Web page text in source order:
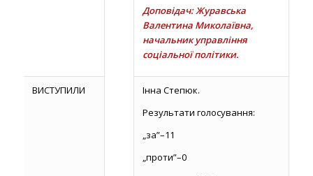
Доповідач: Журавська
Валентина Миколаївна,
начальник управління
соціальної політики.
ВИСТУПИЛИ
Інна Степюк.
Результати голосування:
„за”–11
„проти”–0